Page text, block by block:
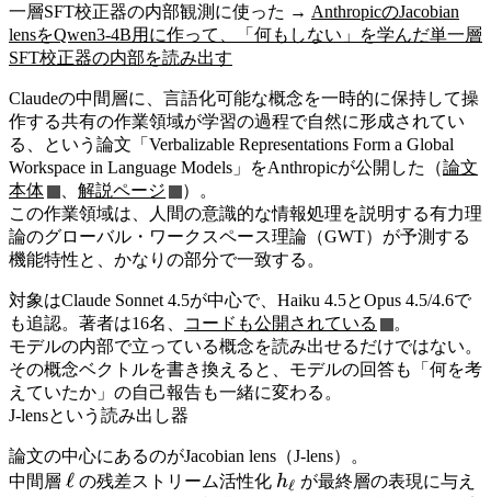
一層SFT校正器の内部観測に使った → AnthropicのJacobian
lensをQwen3-4B用に作って、「何もしない」を学んだ単一層
SFT校正器の内部を読み出す
Claudeの中間層に、言語化可能な概念を一時的に保持して操
作する共有の作業領域が学習の過程で自然に形成されてい
る、という論文「Verbalizable Representations Form a Global
Workspace in Language Models」をAnthropicが公開した（論文
本体
、解説ページ
）。
この作業領域は、人間の意識的な情報処理を説明する有力理
論のグローバル・ワークスペース理論（GWT）が予測する
機能特性と、かなりの部分で一致する。
対象はClaude Sonnet 4.5が中心で、Haiku 4.5とOpus 4.5/4.6で
も追認。著者は16名、
コードも公開されている
。
モデルの内部で立っている概念を読み出せるだけではない。
その概念ベクトルを書き換えると、モデルの回答も「何を考
えていたか」の自己報告も一緒に変わる。
J-lensという読み出し器
論文の中心にあるのがJacobian lens（J-lens）。
中間層 \ell
ℓ の残差ストリーム活性化 h_\ell
hℓ が最終層の表現に与え